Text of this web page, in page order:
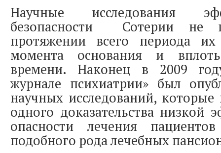
Научные исследования
безопасности Сотерии не
протяжении всего периода их
момента основания и
времени. Наконец в 2009
журнале психиатрии» был
научных исследований,
одного доказательства низкой
опасности лечения
подобного рода лечебных